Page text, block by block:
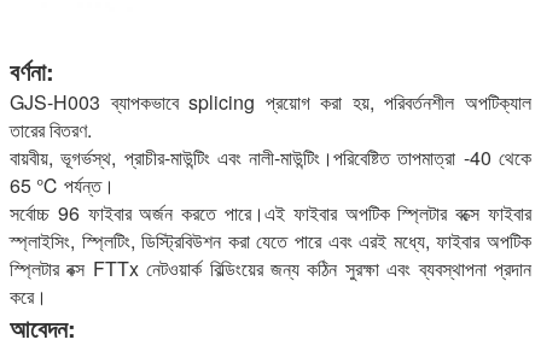
বর্ণনা:
GJS-H003 ব্যাপকভাবে splicing প্রয়োগ করা হয়, পরিবর্তনশীল অপটিক্যাল
তারের বিতরণ.
বায়বীয়, ভূগর্ভস্থ, প্রাচীর-মাউন্টিং এবং নালী-মাউন্টিং।পরিবেষ্টিত তাপমাত্রা -40 থেকে
65 ℃ পর্যন্ত।
সর্বোচ্চ 96 ফাইবার অর্জন করতে পারে।এই ফাইবার অপটিক স্প্লিটার বক্সে ফাইবার
স্প্লাইসিং, স্প্লিটিং, ডিস্ট্রিবিউশন করা যেতে পারে এবং এরই মধ্যে, ফাইবার অপটিক
স্প্লিটার বক্স FTTx নেটওয়ার্ক বিল্ডিংয়ের জন্য কঠিন সুরক্ষা এবং ব্যবস্থাপনা প্রদান
করে।
আবেদন: